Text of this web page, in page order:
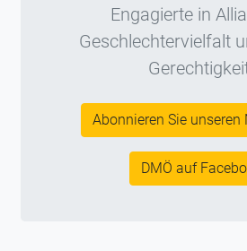
Engagierte in
Geschlechtervielfalt
Abonnieren Sie unseren
DMÖ auf